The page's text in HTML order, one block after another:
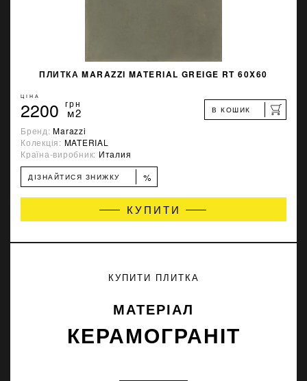
ПЛИТКА MARAZZI MATERIAL GREIGE RT 60X60
ЦІНА
2200 грн
м2 В КОШИК
Бренд:Marazzi
Колекція: MATERIAL
Країна-виробник: Италия
ДІЗНАЙТИСЯ ЗНИЖКУ %
КУПИТИ
КУПИТИ ПЛИТКА
МАТЕРІАЛ
КЕРАМОГРАНІТ